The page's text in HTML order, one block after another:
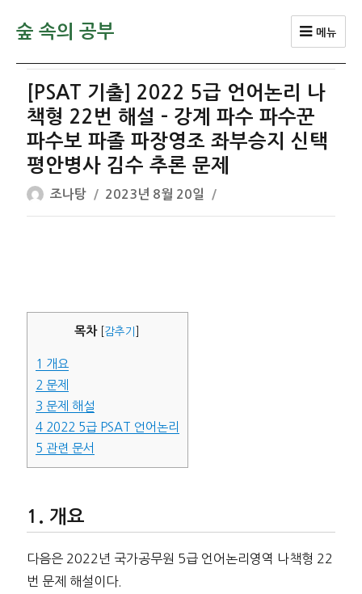
숲 속의 공부 메뉴
[PSAT 기출] 2022 5급 언어논리 나
책형 22번 해설 – 강계 파수 파수꾼
파수보 파졸 파장영조 좌부승지 신택
평안병사 김수 추론 문제
글
쓴
조나탕
작
성
2023년 8월 20일
목차 감추기
1 개요
2 문제
3 문제 해설
42022 5급 PSAT 언어논리
5 관련 문서
개요
다음은 2022년 국가공무원 5급 언어논리영역 나책형 22
번 문제 해설이다.